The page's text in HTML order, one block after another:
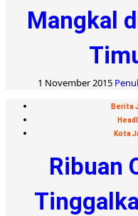
Mangkal
1 November 2015
Berita
Kota
Ribuan